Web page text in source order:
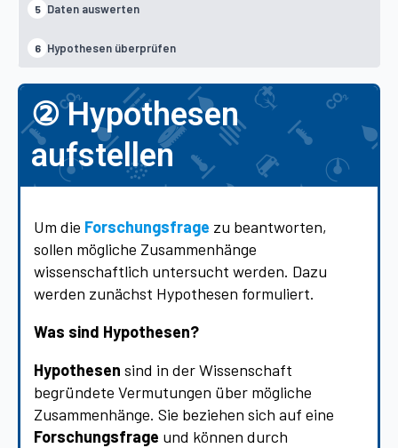
5 Daten auswerten
6 Hypothesen überprüfen
② Hypothesen
aufstellen
Um die Forschungsfrage zu beantworten,
sollen mögliche Zusammenhänge
wissenschaftlich untersucht werden. Dazu
werden zunächst Hypothesen formuliert.
Was sind Hypothesen?
Hypothesen sind in der Wissenschaft
begründete Vermutungen über mögliche
Zusammenhänge. Sie beziehen sich auf eine
Forschungsfrage und können durch